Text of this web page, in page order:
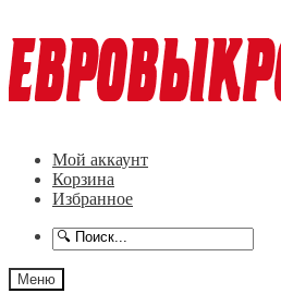
к
навигации
к
содержимому
Мой аккаунт
Корзина
Избранное
Меню